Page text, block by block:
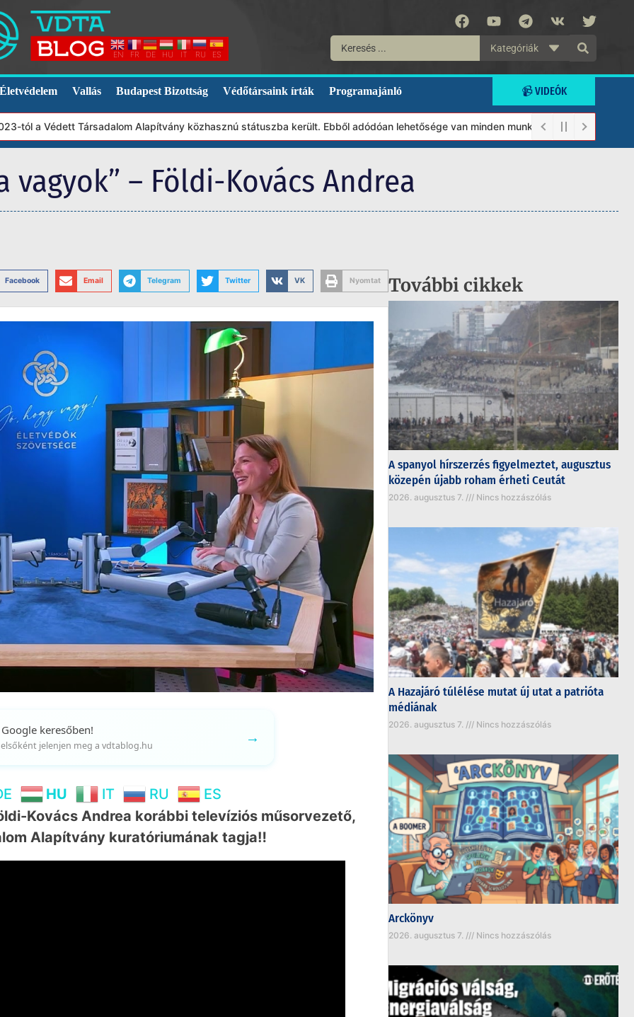
EN FR DE HU IT RU ES
Kategóriák
Vallás Budapest Bizottság Védőtársaink írták Programajánló 📹 VIDEÓK
Társadalom Alapítvány közhasznú státuszba került. Ebből adódóan lehetősége van minden munkánkat segíteni kívánó
– Földi-Kovács Andrea
Facebook Email Telegram Twitter VK Nyomtat
keresőben!
jelenjen meg a vdtablog.hu →
HU IT RU
ES
Kovács Andrea korábbi televíziós műsorvezető,
Alapítvány kuratóriumának tagja‼️
További cikkek
A spanyol hírszerzés figyelmeztet, augusztus
közepén újabb roham érheti Ceutát
2026. augusztus 7. Nincs hozzászólás
A Hazajáró túlélése mutat új utat a patrióta
médiának
2026. augusztus 7. Nincs hozzászólás
Arckönyv
2026. augusztus 7. Nincs hozzászólás